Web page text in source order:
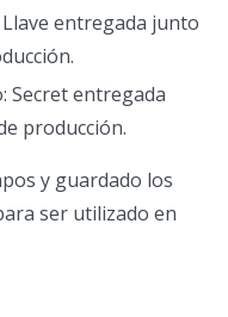
entregada junto
Secret entregada
producción.
y guardado los
ser utilizado en